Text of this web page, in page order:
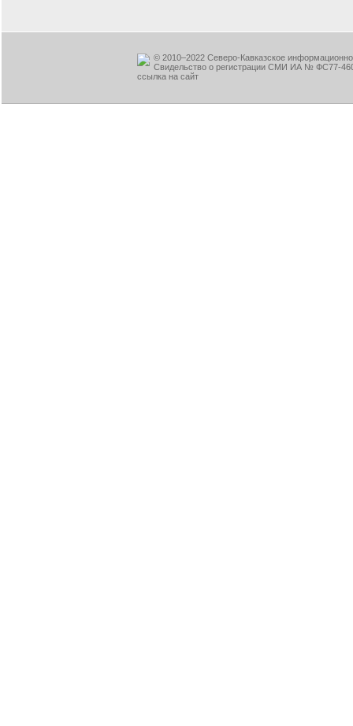
© 2010–2022 Северо-Кавказское
Свидельство о регистрации СМИ ИА № ФС77-
ссылка на сайт